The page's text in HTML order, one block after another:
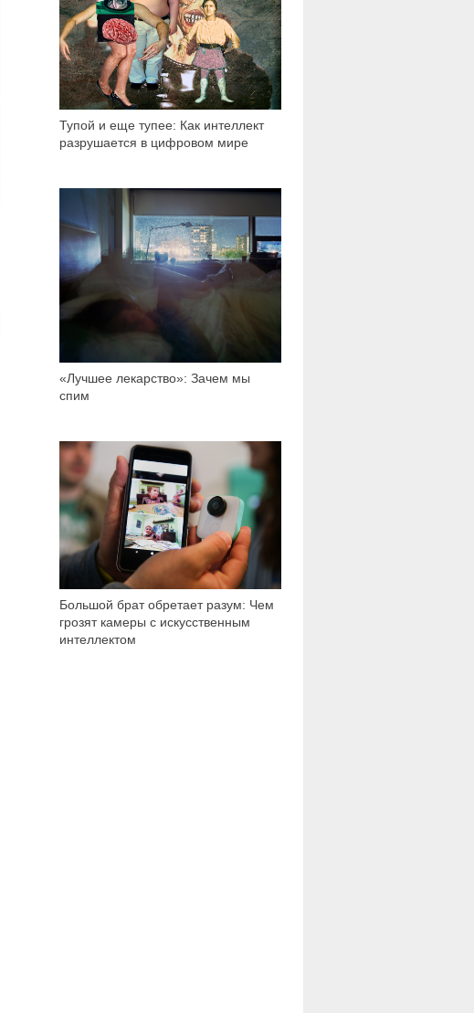
Тупой и еще тупее: Как интеллект
разрушается в цифровом мире
«Лучшее лекарство»: Зачем мы
спим
7 734
Большой брат обретает разум: Чем
грозят камеры с искусственным
интеллектом
2 572